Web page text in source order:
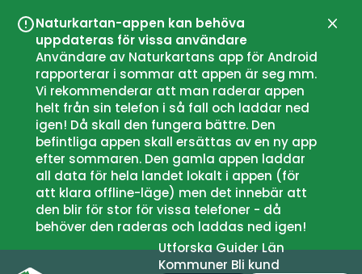
Naturkartan-appen kan behöva
uppdateras för vissa användare
Användare av Naturkartans app för Android
rapporterar i sommar att appen är seg mm.
Vi rekommenderar att man raderar appen
helt från sin telefon i så fall och laddar ned
igen! Då skall den fungera bättre. Den
befintliga appen skall ersättas av en ny app
efter sommaren. Den gamla appen laddar
all data för hela landet lokalt i appen (för
att klara offline-läge) men det innebär att
den blir för stor för vissa telefoner - då
behöver den raderas och laddas ned igen!
UtforskaGuiderLän
Kommuner Bli kund